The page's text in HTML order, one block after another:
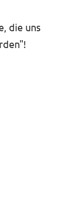
die uns
"!